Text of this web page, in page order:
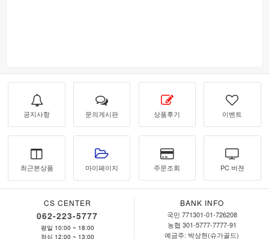
공지사항 문의게시판 상품후기 이벤트
최근본상품 마이페이지 주문조회 PC 버젼
CS CENTER
062-223-5777
평일 10:00 ~ 18:00
점심 12:00 ~ 13:00
BANK INFO
국민 771301-01-726208
농협 301-5777-7777-91
예금주: 박상현(슈가골드)